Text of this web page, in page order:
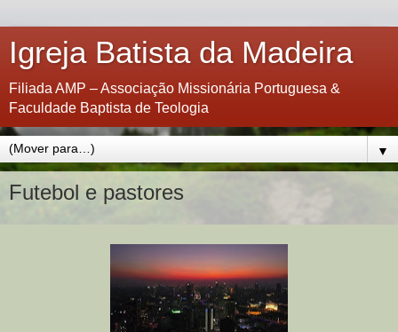
Igreja Batista da Madeira
Filiada AMP – Associação Missionária Portuguesa &
Faculdade Baptista de Teologia
▼
Futebol e pastores